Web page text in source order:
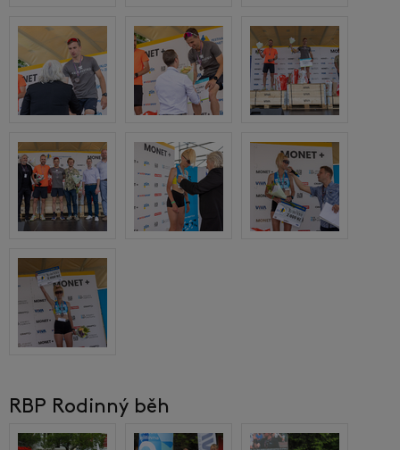
RBP Rodinný běh